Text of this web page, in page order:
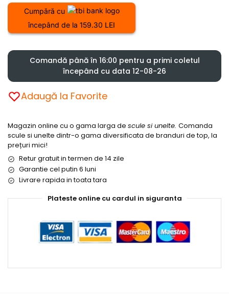
Cumpără cu
începând de la 159.30 LEI
Comandă până în 16:00 pentru a primi coletul
începând cu data 12-08-26
Adaugă la Favorite
Magazin online cu o gama larga de scule si unelte. Comanda
scule si unelte dintr-o gama diversificata de branduri de top, la
prețuri mici!
Retur gratuit in termen de 14 zile
Garantie cel putin 6 luni
Livrare rapida in toata tara
Plateste online cu cardul in siguranta